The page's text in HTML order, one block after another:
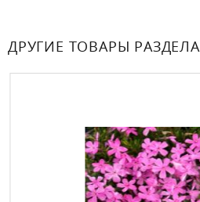
ДРУГИЕ ТОВАРЫ